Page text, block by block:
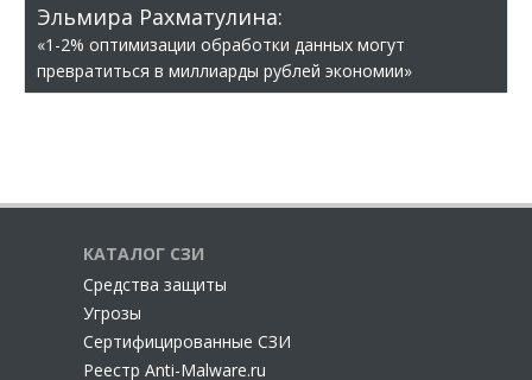
Эльмира Рахматулина:
«1-2% оптимизации обработки данных могут
превратиться в миллиарды рублей экономии»
КАТАЛОГ СЗИ
Cредства защиты
Угрозы
Сертифицированные СЗИ
Реестр Anti-Malware.ru